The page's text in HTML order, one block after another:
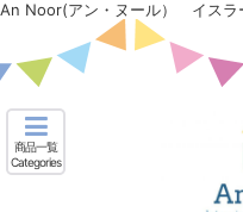
An Noor(アン・ヌール） イスラ
商品一覧
Categories